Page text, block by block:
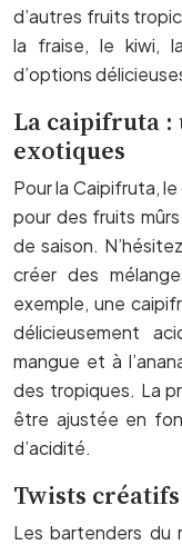
d’autres fruits
la fraise, le kiwi,
d’options
La caipifruta :
exotiques
Pour la Caipifruta,
pour des fruits
de saison.
créer des
exemple, une
délicieusement
mangue et à
des tropiques. La
être ajustée en
d’acidité.
Twists
Les bartenders du